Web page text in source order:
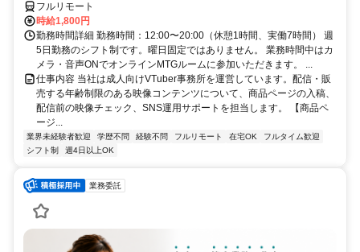
フルリモート
時給1,800円
勤務時間詳細 勤務時間：12:00〜20:00（休憩1時間、実働7時間） 週
5日勤務のシフト制です。曜日固定ではありません。 業務時間中はカ
メラ・音声ONでオンラインMTGルームに参加いただきます。 ...
仕事内容 当社は成人向けVTuber事務所を運営しています。配信・販
売する年齢制限のある映像コンテンツについて、商品ページの入稿、
配信前の映像チェック、SNS運用サポートを担当します。 【商品ペ
ージ...
業界未経験者歓迎 学歴不問 経験不問 フルリモート 在宅OK
フルタイム歓迎
シフト制
週4日以上OK
業務委託